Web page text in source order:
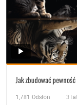
Jak zbudować
1,781 Odsłon 3